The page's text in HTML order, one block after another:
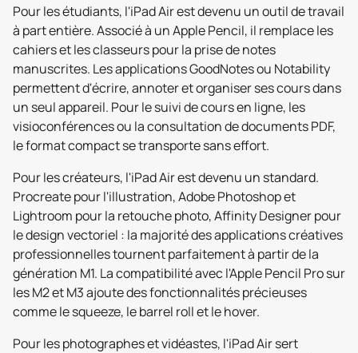
Pour les étudiants, l'iPad Air est devenu un outil de travail
à part entière. Associé à un Apple Pencil, il remplace les
cahiers et les classeurs pour la prise de notes
manuscrites. Les applications GoodNotes ou Notability
permettent d'écrire, annoter et organiser ses cours dans
un seul appareil. Pour le suivi de cours en ligne, les
visioconférences ou la consultation de documents PDF,
le format compact se transporte sans effort.
Pour les créateurs, l'iPad Air est devenu un standard.
Procreate pour l'illustration, Adobe Photoshop et
Lightroom pour la retouche photo, Affinity Designer pour
le design vectoriel : la majorité des applications créatives
professionnelles tournent parfaitement à partir de la
génération M1. La compatibilité avec l'Apple Pencil Pro sur
les M2 et M3 ajoute des fonctionnalités précieuses
comme le squeeze, le barrel roll et le hover.
Pour les photographes et vidéastes, l'iPad Air sert